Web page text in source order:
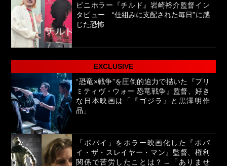
ビニホラー『チルド』岩崎裕介監督イン
タビュー “仕組みに支配された毎日”に感
じた恐怖
EXCLUSIVE
“恐竜×戦争”を圧倒的迫力で描いた『プリ
ミティヴ・ウォー 恐竜戦争』監督、好き
な日本映画は「『ゴジラ』と黒澤明作
品」
「ポパイ」をホラー映画化した『ポパ
イ・ザ・スレイヤー・マン』監督、権利
関係で苦労したことは？→「ありませ